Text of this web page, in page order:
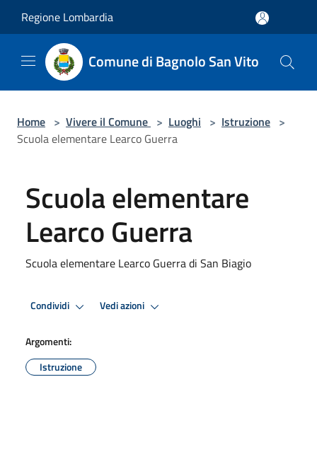
Regione Lombardia
Comune di Bagnolo San Vito
Home > Vivere il Comune > Luoghi > Istruzione >
Scuola elementare Learco Guerra
Scuola elementare
Learco Guerra
Scuola elementare Learco Guerra di San Biagio
Condividi Vedi azioni
Argomenti:
Istruzione